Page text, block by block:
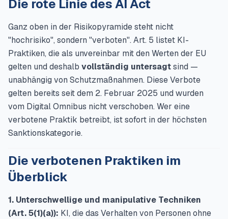
Die rote Linie des AI Act
Ganz oben in der Risikopyramide steht nicht
"hochrisiko", sondern "verboten". Art. 5 listet KI-
Praktiken, die als unvereinbar mit den Werten der EU
gelten und deshalb vollständig untersagtsind —
unabhängig von Schutzmaßnahmen. Diese Verbote
gelten bereits seit dem 2. Februar 2025 und wurden
vom Digital Omnibus nicht verschoben. Wer eine
verbotene Praktik betreibt, ist sofort in der höchsten
Sanktionskategorie.
Die verbotenen Praktiken im
Überblick
1. Unterschwellige und manipulative Techniken
(Art. 5(1)(a)): KI, die das Verhalten von Personen ohne